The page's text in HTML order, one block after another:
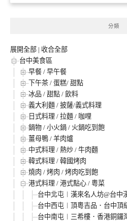
分類
展開全部 | 收合全部
台中美食區
早餐 / 早午餐
下午茶 / 蛋糕/ 甜點
冰品 / 甜點 / 飲料
義大利麵 / 披薩/義式料理
日式料理 / 拉麵 / 咖哩
鍋物 / 小火鍋 / 火鍋吃到飽
薑母鴨 / 羊肉爐
中式料理 / 熱炒 / 牛肉麵
韓式料理 / 韓國烤肉
燒肉 / 烤肉 / 烤肉吃到飽
港式料理 / 港式點心 / 粵菜
台中北屯︱漢來名人坊@台中
台中西屯︱頂粵吉品．台中頂
台中南屯︱三希樓．香港銅鑼